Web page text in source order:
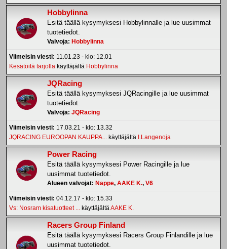
Hobbylinna
Esitä täällä kysymyksesi Hobbylinnalle ja lue uusimmat
tuotetiedot.
Valvoja: Hobbylinna
Viimeisin viesti: 11.01.23 - klo: 12.01
Kesätöitä tarjolla käyttäjältä Hobbylinna
JQRacing
Esitä täällä kysymyksesi JQRacingille ja lue uusimmat
tuotetiedot.
Valvoja: JQRacing
Viimeisin viesti: 17.03.21 - klo: 13.32
JQRACING EUROOPAN KAUPPA... käyttäjältä I.Langenoja
Power Racing
Esitä täällä kysymyksesi Power Racingille ja lue
uusimmat tuotetiedot.
Alueen valvojat: Nappe, AAKE K., V6
Viimeisin viesti: 04.12.17 - klo: 15.33
Vs: Nosram kisatuotteet ... käyttäjältäAAKE K.
Racers Group Finland
Esitä täällä kysymyksesi Racers Group Finlandille ja lue
uusimmat tuotetiedot.